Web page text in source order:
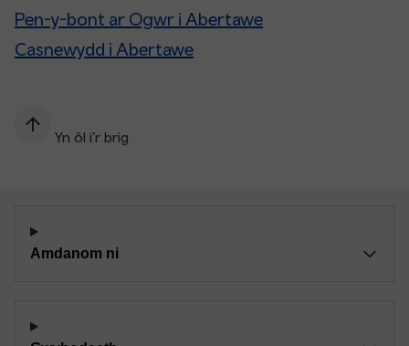
Pen-y-bont ar Ogwr i Abertawe
Casnewydd i Abertawe
Yn ôl i’r brig
Amdanom ni